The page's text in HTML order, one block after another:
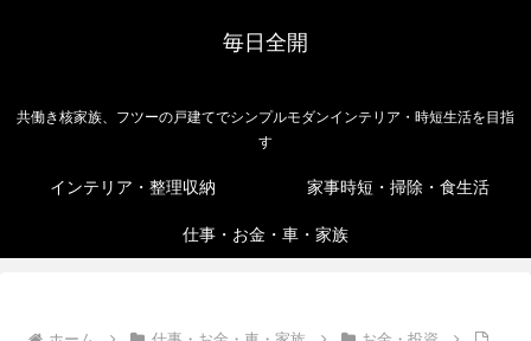
毎日全開
共働き核家族、フツーの戸建てでシンプルモダンインテリア・時短生活を目指
す
インテリア・整理収納 家事時短・掃除・食生活
仕事・お金・車・家族